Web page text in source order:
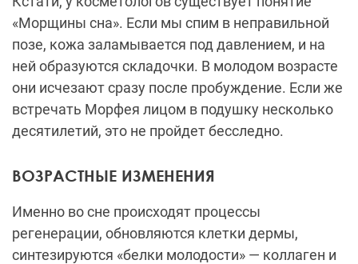
«Морщины сна». Если мы спим в неправильной
позе, кожа заламывается под давлением, и на
ней образуются складочки. В молодом возрасте
они исчезают сразу после пробуждение. Если же
встречать Морфея лицом в подушку несколько
десятилетий, это не пройдет бесследно.
ВОЗРАСТНЫЕ ИЗМЕНЕНИЯ
Именно во сне происходят процессы
регенерации, обновляются клетки дермы,
синтезируются «белки молодости» — коллаген и